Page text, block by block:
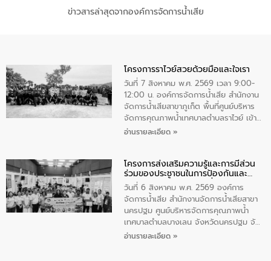
ข่าวสารล่าสุดจากองค์การจัดการน้ำเสีย
โครงการราไวย์สวยด้วยมือและใจเรา
วันที่ 7 สิงหาคม พ.ศ. 2569 เวลา 9:00-
12:00 น. องค์การจัดการน้ำเสีย สำนักงาน
จัดการน้ำเสียสาขาภูเก็ต พื้นที่ศูนย์บริหาร
จัดการคุณภาพน้ำเทศบาลตำบลราไวย์ เข้า
ร่วมโครงการราไวย์สวยด้วยมือและใจเรา
ประชาชน ตัวแทนจากโรงแรมต่างๆ ในเขต
เทศบาลตำบลราไวย์ ศูนย์บริหารจัดการ
คุณภาพน้ำเทศบาลตำบลราไวย์ นำโดยนาย
น้อย แก้วเศษ ผู้จัดการสำนักงานจัดการน้ำ
เสียสาขาภูเก็ต พร้อมด้วยเจ้าหน้าที่ จำนวน
5 คน ร่วมทำกิจกรรม ทำความสะอาด
ชายหาดและแหล่งท่องเที่ยว ณ บริเวณ
อ่านรายละเอียด »
โครงการส่งเสริมความรู้และการมีส่วน
ร่วมของประชาชนในการป้องกันและ
แก้ไขปัญหาน้ำเสียอย่างยั่งยืน
วันที่ 6 สิงหาคม พ.ศ. 2569 องค์การ
จัดการน้ำเสีย สำนักงานจัดการน้ำเสียสาขา
นครปฐม ศูนย์บริหารจัดการคุณภาพน้ำ
เทศบาลตำบลบางเลน จังหวัดนครปฐม จัด
กิจกรรมภายใต้โครงการส่งเสริมความรู้และ
อ่านรายละเอียด »